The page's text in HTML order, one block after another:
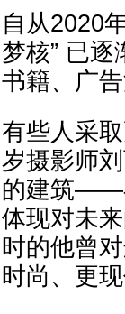
自从2020
梦核” 已
书籍、广
有些人采
岁摄影师
的建筑——
体现对未
时的他曾
时尚、更